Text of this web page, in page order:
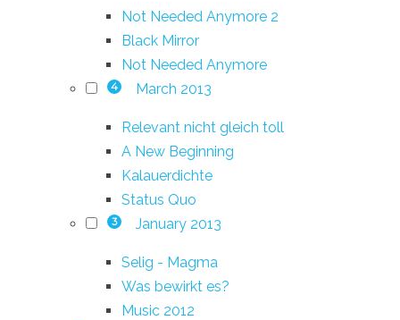
Not Needed Anymore 2
Black Mirror
Not Needed Anymore
4 March 2013
Relevant nicht gleich toll
A New Beginning
Kalauerdichte
Status Quo
3 January 2013
Selig - Magma
Was bewirkt es?
Music 2012